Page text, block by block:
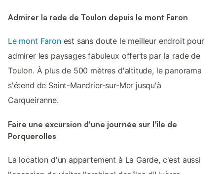
Admirer la rade de Toulon depuis le mont Faron
Le mont Faronest sans doute le meilleur endroit pour
admirer les paysages fabuleux offerts par la rade de
Toulon. À plus de 500 mètres d'altitude, le panorama
s'étend de Saint-Mandrier-sur-Mer jusqu'à
Carqueiranne.
Faire une excursion d'une journée sur l'île de
Porquerolles
La location d'un appartement à La Garde, c'est aussi